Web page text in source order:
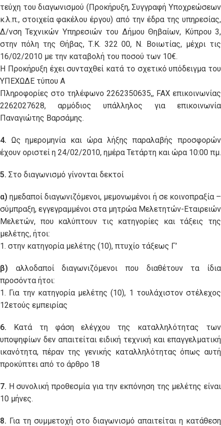
τεύχη του διαγωνισμού (Προκήρυξη, Συγγραφή Υποχρεώσεων
κ.λ.π., στοιχεία φακέλου έργου) από την έδρα της υπηρεσίας,
Δ/νση Τεχνικών Υπηρεσιών του Δήμου Θηβαίων, Κύπρου 3,
στην πόλη της Θήβας, Τ.Κ. 322 00, Ν. Βοιωτίας, μέχρι τις
16/02/2010 με την καταβολή του ποσού των 10€.
Η Προκήρυξη έχει συνταχθεί κατά το σχετικό υπόδειγμα του
ΥΠΕΧΩΔΕ τύπου Α
Πληροφορίες στο τηλέφωνο 2262350635,, FAX επικοινωνίας
2262027628, αρμόδιος υπάλληλος για επικοινωνία
Παναγιώτης Βαρσάμης.
4. Ως ημερομηνία και ώρα λήξης παραλαβής προσφορών
έχουν οριστεί η 24/02/2010, ημέρα Τετάρτη και ώρα 10:00 πμ.
5. Στο διαγωνισμό γίνονται δεκτοί
α) ημεδαποί διαγωνιζόμενοι, μεμονωμένοι ή σε κοινοπραξία –
σύμπραξη, εγγεγραμμένοι στα μητρώα Μελετητών-Εταιρειών
Μελετών, που καλύπτουν τις κατηγορίες και τάξεις της
μελέτης, ήτοι:
1. στην κατηγορία μελέτης (10), πτυχίο τάξεως Γ’
β) αλλοδαποί διαγωνιζόμενοι που διαθέτουν τα ίδια
προσόντα ήτοι:
1. Για την κατηγορία μελέτης (10), 1 τουλάχιστον στέλεχος
12ετούς εμπειρίας
6. Κατά τη φάση ελέγχου της καταλληλότητας των
υποψηφίων δεν απαιτείται ειδική τεχνική και επαγγελματική
ικανότητα, πέραν της γενικής καταλληλότητας όπως αυτή
προκύπτει από το άρθρο 18
7. Η συνολική προθεσμία για την εκπόνηση της μελέτης είναι
10 μήνες.
8. Για τη συμμετοχή στο διαγωνισμό απαιτείται η κατάθεση